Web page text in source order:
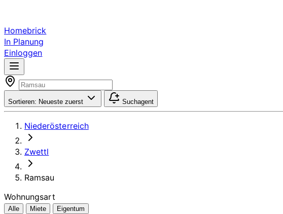
Homebrick
In Planung
Einloggen
Sortieren: Neueste zuerst Suchagent
Niederösterreich
Zwettl
Ramsau
Wohnungsart
Alle Miete Eigentum